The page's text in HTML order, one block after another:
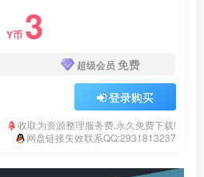
Y币 3
超级会员 免费
登录购买
收取为资源整理服务费,永久免费下载!
网盘链接失效联系QQ:2931813237